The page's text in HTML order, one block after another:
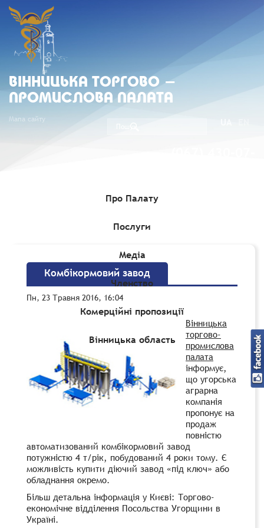
ВIННИЦЬКА ТОРГОВО -
ПРОМИСЛОВА ПАЛАТА
Мапа сайту
Про Палату
Послуги
Медіа
Членство
Комерційні пропозиції
Вінницька область
Комерційні пропозиції»Комбікормовий завод
Комбікормовий завод
Пн, 23 Травня 2016, 16:04
Вінницька
торгово-
промислова
палата
інформує,
що угорська
аграрна
компанія
пропонує на
продаж
повністю
автоматизований комбікормовий завод
потужністю 4 т/рік, побудований 4 роки тому. Є
можливість купити діючий завод «під ключ» або
обладнання окремо.
Більш детальна інформація у Києві: Торгово-
економічне відділення Посольства Угорщини в
Україні.